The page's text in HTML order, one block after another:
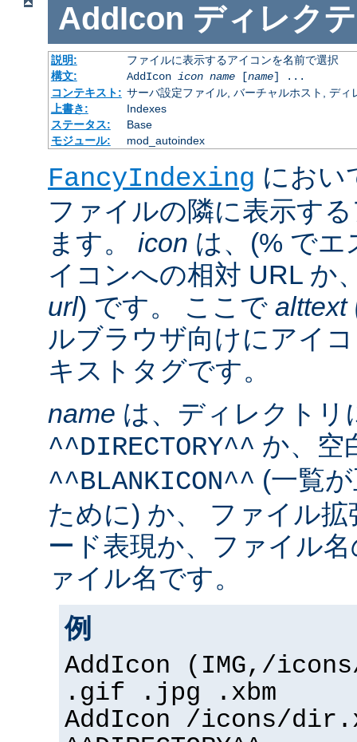
AddIcon ディレク
説明:
ファイルに表示するアイコンを名前で選択
構文:
AddIcon icon name[name] ...
コンテキスト: サーバ設定ファイル, バーチャルホスト, ディ
上書き:
Indexes
ステータス:
Base
モジュール:
mod_autoindex
FancyIndexing にお
ファイルの隣に表示す
ます。 icon は、(% でエ
イコンへの相対 URL か
url) です。 ここで alttext
ルブラウザ向けにアイ
キストタグです。
name は、ディレクトリ
^^DIRECTORY^^ か、空
^^BLANKICON^^ (一覧
ために) か、 ファイル
ード表現か、ファイル
ァイル名です。
例
AddIcon (IMG,/
.gif .jpg .xbm
AddIcon /icons/